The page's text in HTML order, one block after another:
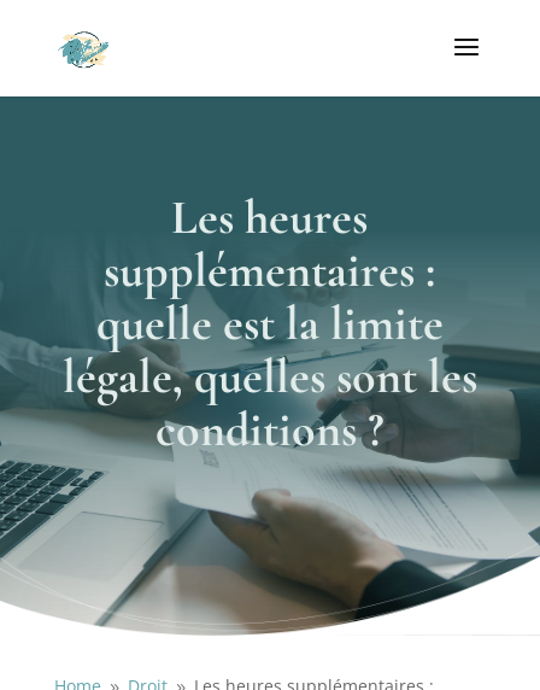
Les heures
supplémentaires :
quelle est la limite
légale, quelles sont les
conditions ?